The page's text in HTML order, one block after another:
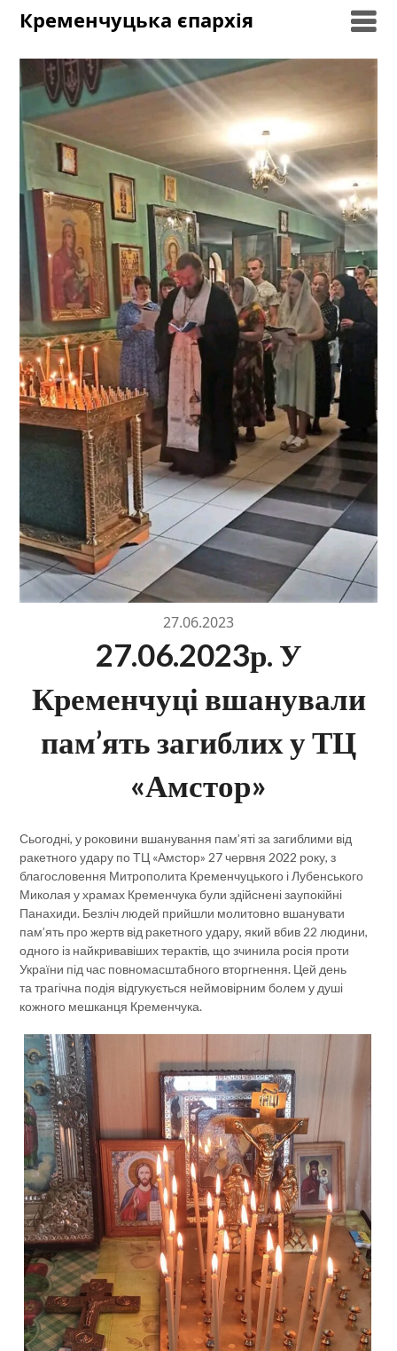
SkipКременчуцька єпархія
27.06.2023
27.06.2023р. У
Кременчуці вшанували
пам’ять загиблих у ТЦ
«Амстор»
Сьогодні, у роковини вшанування пам’яті за загиблими від
ракетного удару по ТЦ «Амстор» 27 червня 2022 року, з
благословення Митрополита Кременчуцького і Лубенського
Миколая у храмах Кременчука були здійснені заупокійні
Панахиди. Безліч людей прийшли молитовно вшанувати
пам’ять про жертв від ракетного удару, який вбив 22 людини,
одного із найкривавіших терактів, що зчинила росія проти
України під час повномасштабного вторгнення. Цей день
та трагічна подія відгукується неймовірним болем у душі
кожного мешканця Кременчука.